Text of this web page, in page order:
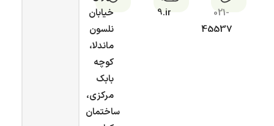
021-
45537
9.ir
خیابان
نلسون
ماندلا،
کوچه
بابک
مرکزی،
ساختمان